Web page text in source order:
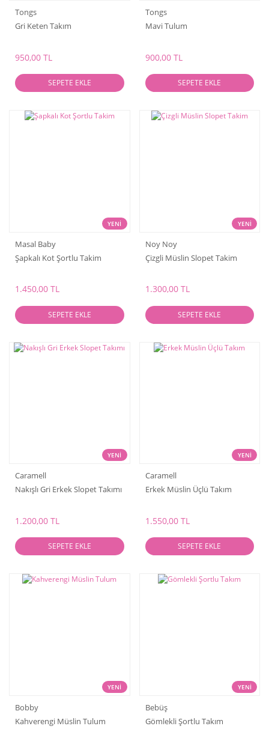
Tongs
Gri Keten Takım
950,00 TL
SEPETE EKLE
Tongs
Mavi Tulum
900,00 TL
SEPETE EKLE
YENİ
Masal Baby
Şapkalı Kot Şortlu Takim
1.450,00 TL
SEPETE EKLE
YENİ
Noy Noy
Çizgli Müslin Slopet Takim
1.300,00 TL
SEPETE EKLE
YENİ
Caramell
Nakışlı Gri Erkek Slopet Takımı
1.200,00 TL
SEPETE EKLE
YENİ
Caramell
Erkek Müslin Üçlü Takım
1.550,00 TL
SEPETE EKLE
YENİ
Bobby
Kahverengi Müslin Tulum
YENİ
Bebüş
Gömlekli Şortlu Takım